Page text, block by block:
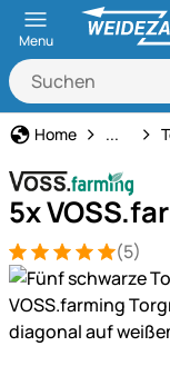
Menu
Home ...
5x
Bewertung: 5 von
5 Bewertungen
(5)
Produktgalerie